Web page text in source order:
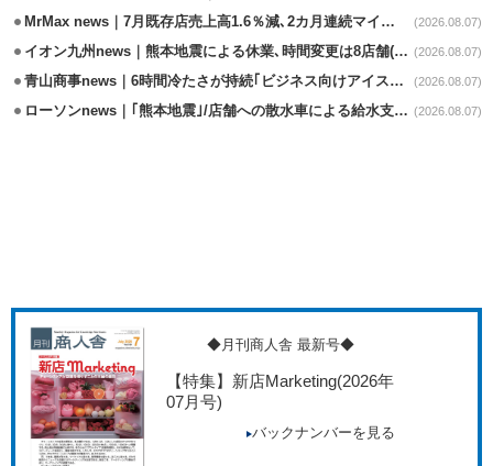
MrMax news｜7月既存店売上高1.6％減､2カ月連続マイナス
(2026.08.07)
イオン九州news｜熊本地震による休業､時間変更は8店舗(8/7時点) (2026.08.07)
青山商事news｜6時間冷たさが持続｢ビジネス向けアイスベスト｣発売 (2026.08.07)
ローソンnews｜｢熊本地震｣/店舗への散水車による給水支援を開始 (2026.08.07)
◆月刊商人舎 最新号◆
【特集】新店Marketing(2026年
07月号)
バックナンバーを見る